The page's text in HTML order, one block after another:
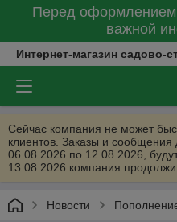
Перед оформлением
важной
Интернет-магазин садово-
Сейчас компания не может
клиентов. Заказы и
06.08.2026 по 12.08.2026,
13.08.2026 компания
Новости